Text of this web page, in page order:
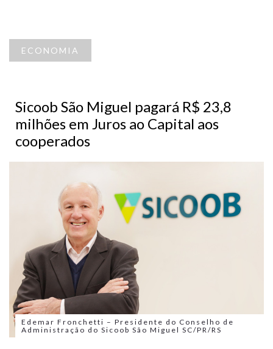
ECONOMIA
Sicoob São Miguel pagará R$ 23,8
milhões em Juros ao Capital aos
cooperados
Edemar Fronchetti – Presidente do Conselho de
Administração do Sicoob São Miguel SC/PR/RS